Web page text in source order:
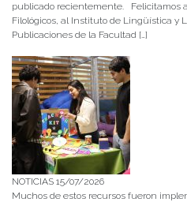
publicado recientemente. Felicitamos
Filológicos, al Instituto de Lingüística y
Publicaciones de la Facultad […]
NOTICIAS 15/07/2026
Muchos de estos recursos fueron